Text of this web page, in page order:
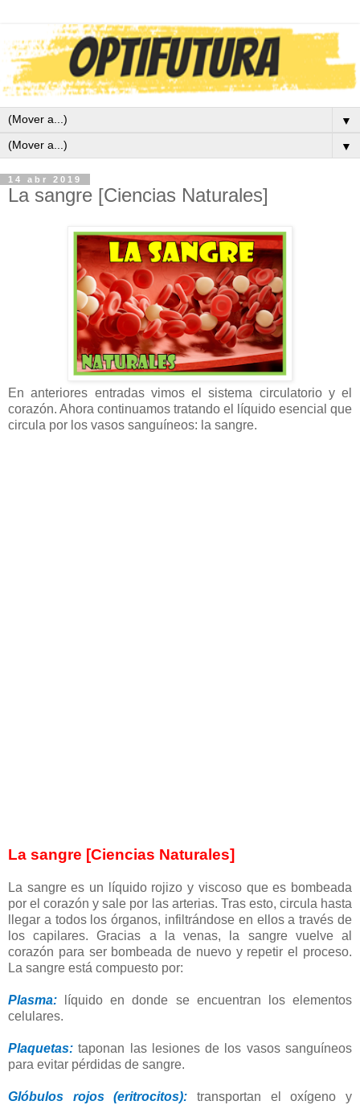
▼
▼
14 abr 2019
La sangre [Ciencias Naturales]
En anteriores entradas vimos el sistema circulatorio y el
corazón. Ahora continuamos tratando el líquido esencial que
circula por los vasos sanguíneos: la sangre.
La sangre [Ciencias Naturales]
La sangre es un líquido rojizo y viscoso que es bombeada
por el corazón y sale por las arterias. Tras esto, circula hasta
llegar a todos los órganos, infiltrándose en ellos a través de
los capilares. Gracias a la venas, la sangre vuelve al
corazón para ser bombeada de nuevo y repetir el proceso.
La sangre está compuesto por:
Plasma: líquido en donde se encuentran los elementos
celulares.
Plaquetas: taponan las lesiones de los vasos sanguíneos
para evitar pérdidas de sangre.
Glóbulos rojos (eritrocitos): transportan el oxígeno y